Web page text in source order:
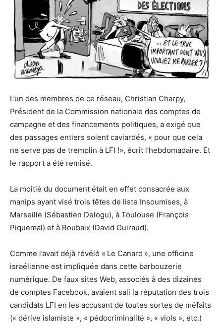
L’un des membres de ce réseau, Christian Charpy,
Président de la Commission nationale des comptes de
campagne et des financements politiques, a exigé que
des passages entiers soient caviardés, « pour que cela
ne serve pas de tremplin à LFI !», écrit l’hebdomadaire. Et
le rapport a été remisé.
La moitié du document était en effet consacrée aux
manips ayant visé trois têtes de liste Insoumises, à
Marseille (Sébastien Delogu), à Toulouse (François
Piquemal) et à Roubaix (David Guiraud).
Comme l’avait déjà révélé « Le Canard », une officine
israélienne est impliquée dans cette barbouzerie
numérique. De faux sites Web, associés à des dizaines
de comptes Facebook, avaient sali la réputation des trois
candidats LFI en les accusant de toutes sortes de méfaits
(« dérive islamiste », « pédocriminalité », « viols », etc.)